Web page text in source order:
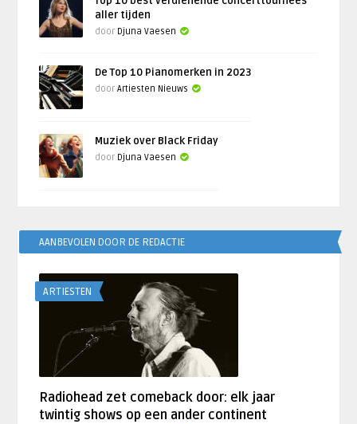
aller tijden
door Djuna Vaesen
De Top 10 Pianomerken in 2023
doorArtiesten Nieuws
Muziek over Black Friday
door Djuna Vaesen
AANBEVOLEN DOOR DE REDACTIE
ARTIESTEN
Radiohead zet comeback door: elk jaar
twintig shows op een ander continent